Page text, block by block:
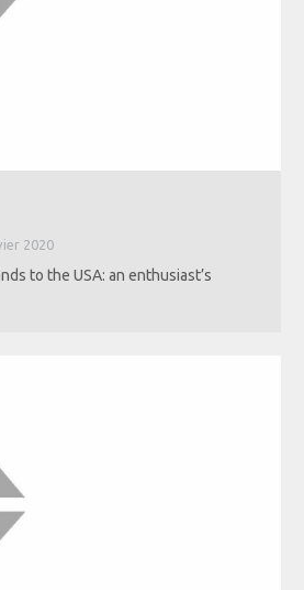
2020
to the USA: an enthusiast’s